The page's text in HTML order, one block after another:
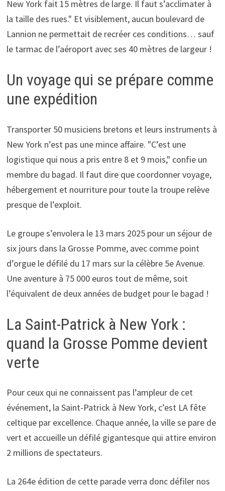
New York fait 15 mètres de large. Il faut s’acclimater à
la taille des rues." Et visiblement, aucun boulevard de
Lannion ne permettait de recréer ces conditions… sauf
le tarmac de l’aéroport avec ses 40 mètres de largeur !
Un voyage qui se prépare comme
une expédition
Transporter 50 musiciens bretons et leurs instruments à
New York n’est pas une mince affaire. "C’est une
logistique qui nous a pris entre 8 et 9 mois," confie un
membre du bagad. Il faut dire que coordonner voyage,
hébergement et nourriture pour toute la troupe relève
presque de l’exploit.
Le groupe s’envolera le 13 mars 2025 pour un séjour de
six jours dans la Grosse Pomme, avec comme point
d’orgue le défilé du 17 mars sur la célèbre 5e Avenue.
Une aventure à 75 000 euros tout de même, soit
l’équivalent de deux années de budget pour le bagad !
La Saint-Patrick à New York :
quand la Grosse Pomme devient
verte
Pour ceux qui ne connaissent pas l’ampleur de cet
événement, la Saint-Patrick à New York, c’est LA fête
celtique par excellence. Chaque année, la ville se pare de
vert et accueille un défilé gigantesque qui attire environ
2 millions de spectateurs.
La 264e édition de cette parade verra donc défiler nos